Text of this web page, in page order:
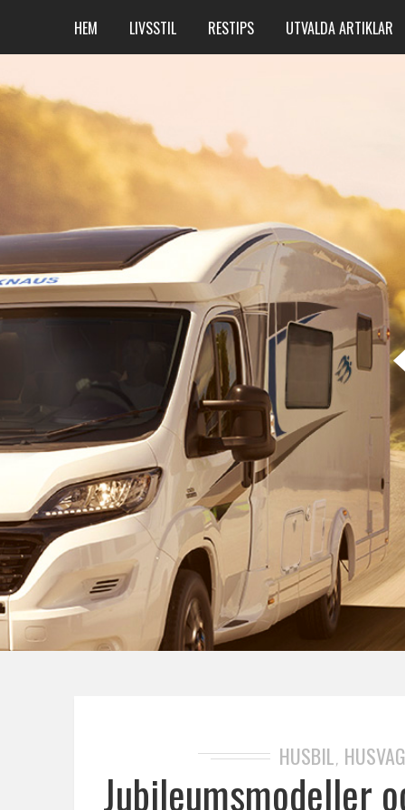
HEM LIVSSTIL RESTIPS UTVALDA ARTIKLAR
HUSBIL,
Jubileumsmodeller